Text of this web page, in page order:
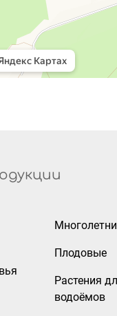
Плодовые
Растения
водоёмов